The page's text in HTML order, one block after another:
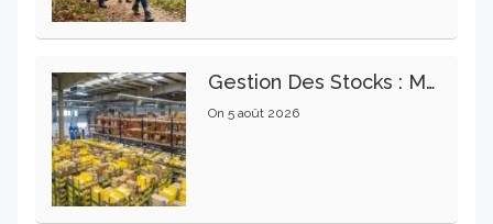
Gestion Des Stocks : Meilleures Pratiques Intralogistiques
On 5 août 2026